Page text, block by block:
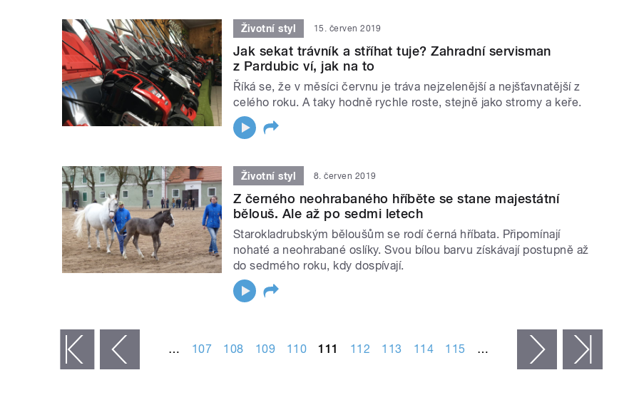
Životní styl 15. červen 2019
Jak sekat trávník a stříhat tuje? Zahradní servisman
z Pardubic ví, jak na to
Říká se, že v měsíci červnu je tráva nejzelenější a nejšťavnatější z
celého roku. A taky hodně rychle roste, stejně jako stromy a keře.
Životní styl 8. červen 2019
Z černého neohrabaného hříběte se stane majestátní
bělouš. Ale až po sedmi letech
Starokladrubským běloušům se rodí černá hříbata. Připomínají
nohaté a neohrabané oslíky. Svou bílou barvu získávají postupně až
do sedmého roku, kdy dospívají.
‹ předchozí … 107 108 109 110 111 112 113 114 115 … následující ›